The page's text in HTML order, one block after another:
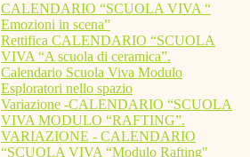
CALENDARIO “SCUOLA VIVA “
Emozioni in scena”
Rettifica CALENDARIO “SCUOLA
VIVA “A scuola di ceramica”.
Calendario Scuola Viva Modulo
Esploratori nello spazio
Variazione -CALENDARIO “SCUOLA
VIVA MODULO “RAFTING”.
VARIAZIONE - CALENDARIO
“SCUOLA VIVA “Modulo Rafting"